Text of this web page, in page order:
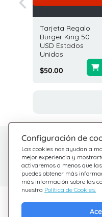
Tarjeta Regalo
Burger King 50
USD Estados
Unidos
$50.00
Configuración de
Las cookies nos ayudan a
mejor experiencia y
activaremos a menos que
puedes obtener más
más información sobre las
nuestra Política de Cookies.
¿Tienes dudas?
Estamos aquí para
ayudarte
Descubre Giftsy